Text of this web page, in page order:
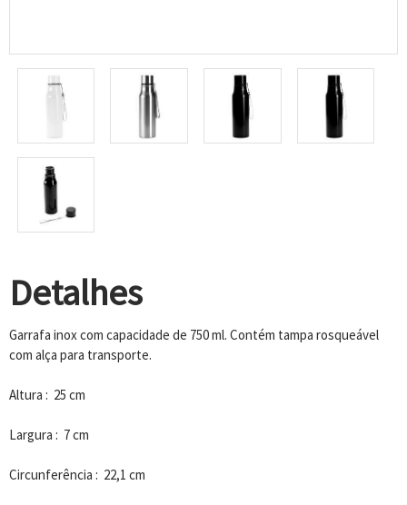
Detalhes
Garrafa inox com capacidade de 750 ml. Contém tampa rosqueável
com alça para transporte.
Altura : 25 cm
Largura : 7 cm
Circunferência : 22,1 cm